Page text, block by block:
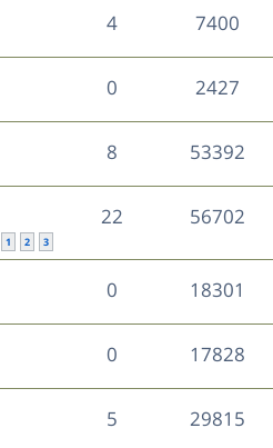
n
s
4R
é
o
n
s
e
s
7400V
u
s
0R
é
p
o
s
e
s
2427V
u
e
s
8R
é
p
s
e
s
53392V
u
e
1 2 3
22R
é
56702V
u
0R
é
18301
u
e
0R
é
17828V
u
5R
29815V